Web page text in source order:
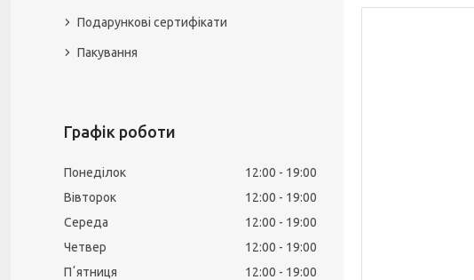
Подарункові сертифікати
Пакування
Графік роботи
Понеділок 12:00
19:00
Вівторок
12:00
19:00
Середа
12:00
19:00
Четвер
12:00
19:00
Пʼятниця
12:00
19:00